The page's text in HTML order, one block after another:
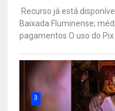
Recurso já está
Baixada Fluminense;
pagamentos O uso do Pix
3